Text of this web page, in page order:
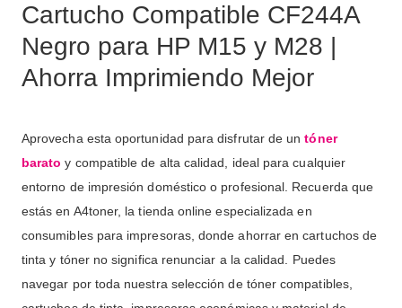
Cartucho Compatible CF244A
Negro para HP M15 y M28 |
Ahorra Imprimiendo Mejor
Aprovecha esta oportunidad para disfrutar de untóner
barato y compatible de alta calidad, ideal para cualquier
entorno de impresión doméstico o profesional. Recuerda que
estás en A4toner, la tienda online especializada en
consumibles para impresoras, donde ahorrar en cartuchos de
tinta y tóner no significa renunciar a la calidad. Puedes
navegar por toda nuestra selección de tóner compatibles,